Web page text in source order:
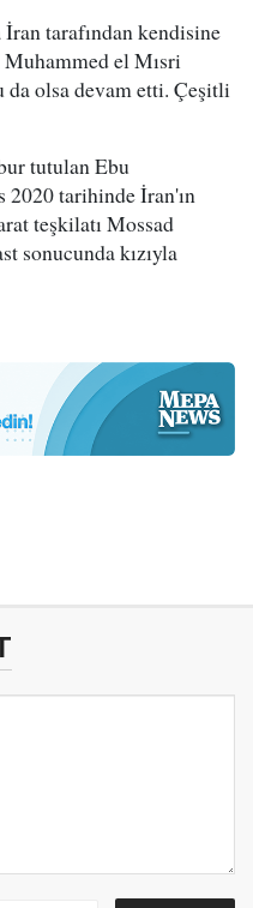
İran tarafından kendisine
el Mısri
olsa devam etti. Çeşitli
tutulan Ebu
2020 tarihinde İran'ın
teşkilatı Mossad
sonucunda kızıyla